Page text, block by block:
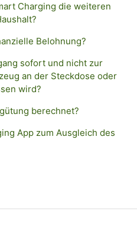
Charging die weiteren
Belohnung?
sofort und nicht zur
an der Steckdose oder
wird?
berechnet?
App zum Ausgleich des